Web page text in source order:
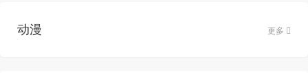
动漫 更多